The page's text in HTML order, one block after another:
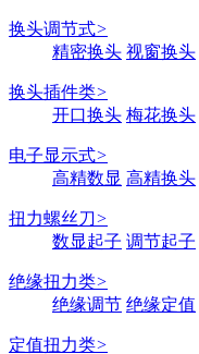
换头调节式>
精密换头 视窗换头
换头插件类>
开口换头 梅花换头
电子显示式>
高精数显 高精换头
扭力螺丝刀>
数显起子 调节起子
绝缘扭力类>
绝缘调节 绝缘定值
定值扭力类>